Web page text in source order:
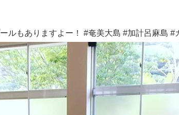
ルもありますよー！ #奄美大島 #加計呂麻島 #